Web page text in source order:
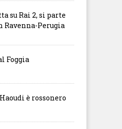
su Rai 2, si parte
Ravenna-Perugia
Foggia
è rossonero